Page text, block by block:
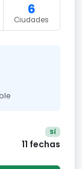
6
Ciudades
Sí
11 fechas